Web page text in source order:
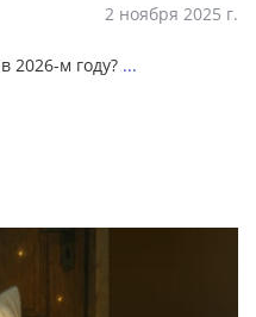
2 ноября 2025 г.
2026-м году? ...